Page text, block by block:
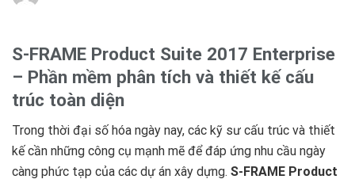
S-FRAME Product Suite 2017 Enterprise
– Phần mềm phân tích và thiết kế cấu
trúc toàn diện ️
Trong thời đại số hóa ngày nay, các kỹ sư cấu trúc và thiết
kế cần những công cụ mạnh mẽ để đáp ứng nhu cầu ngày
càng phức tạp của các dự án xây dựng. S-FRAME Product